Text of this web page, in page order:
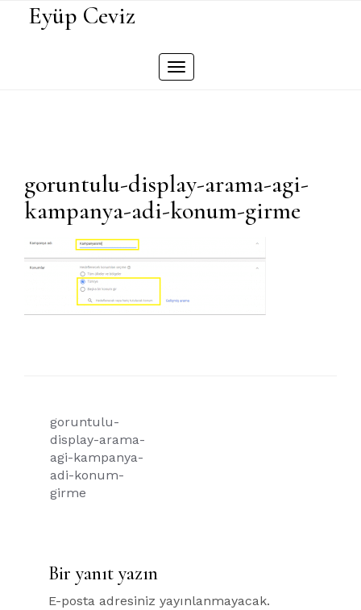
Eyüp Ceviz
Toggle
goruntulu-display-arama-agi-
kampanya-adi-konum-girme
Yazı
gezinmesi
goruntulu-
display-arama-
agi-kampanya-
adi-konum-
girme
Bir yanıt yazın
E-posta adresiniz yayınlanmayacak.